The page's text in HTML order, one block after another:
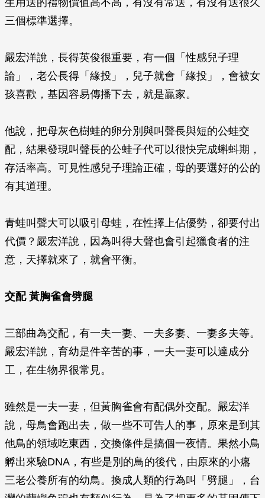
生用送的禮物價值高不高，有沒有常送，有沒有送很久
三個標準選擇。
嚴宏洋說，長得英俊很重要，有一個「性感兒子理
論」，老公長得「緣投」，兒子就會「緣投」，會被女
孩喜歡，基因容易傳播下去，就是贏家。
他說，把母灰色樹蛙的卵分別與叫聲長與短的公蛙交
配，結果發現叫聲長的公蛙子代可以很快完成蝌蚪期，
存活率高。可見性感兒子理論正確，母的要選好的公的
有其道理。
青蛙叫聲大可以吸引母蛙，在性擇上佔優勢，卻要付出
代價？嚴宏洋說，因為叫得大聲也會引起獵食者的注
意，天擇就來了，就會平衡。
交配 黃胸雀會劈腿
三部曲為交配，有一夫一妻、一夫多妻、一妻多夫等。
嚴宏洋說，育幼是件辛苦的事，一夫一妻可以達成分
工，在生物界很常見。
雖然是一夫一妻，但黃胸雀會有配偶外交配。嚴宏洋
說，母鳥會跑出去，做一些不可告人的事，原來是到其
他鳥的領域吃東西，交換條件是搞個一夜情。果然小鳥
孵出來驗DNA，有些是別的鳥的後代，由原來的小癟
三老公養所有的幼鳥。換成人類的行為叫「劈腿」，台